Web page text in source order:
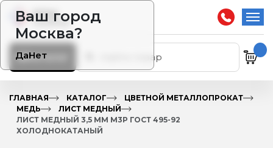
Ваш город
Москва?
ДаНет
Каталог
ГЛАВНАЯ КАТАЛОГ
ЦВЕТНОЙ МЕТАЛЛОПРОКАТ
МЕДЬ
ЛИСТ МЕДНЫЙ
ЛИСТ МЕДНЫЙ 3,5 ММ М3Р ГОСТ 495-92
ХОЛОДНОКАТАНЫЙ